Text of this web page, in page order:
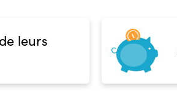
leurs